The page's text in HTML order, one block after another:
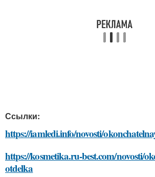
Ссылки:
https://iamledi.info/novosti/
https://kosmetika.ru-best.com/novosti/
otdelka